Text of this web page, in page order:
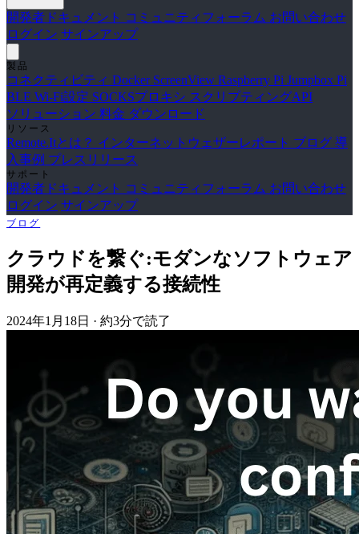
開発者ドキュメント コミュニティフォーラム お問い合わせ
ログイン サインアップ
製品
コネクティビティ Docker ScreenView Raspberry Pi Jumpbox Pi
BLE Wi-Fi設定 SOCKSプロキシ スクリプティングAPI
ソリューション 料金 ダウンロード
リソース
Remote.Itとは？ インターネットウェザーレポート ブログ 導
入事例 プレスリリース
サポート
開発者ドキュメント コミュニティフォーラム お問い合わせ
ログイン サインアップ
ブログ
クラウドを繋ぐ:モダンなソフトウェア
開発が再定義する接続性
2024年1月18日 · 約3分で読了